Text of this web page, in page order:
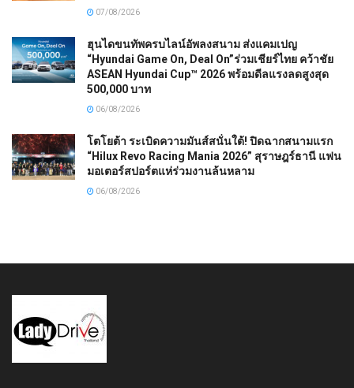
07/08/2026
ฮุนไดขนทัพครบไลน์อัพลงสนาม ส่งแคมเปญ
“Hyundai Game On, Deal On”ร่วมเชียร์ไทย คว้าชัย
ASEAN Hyundai Cup™ 2026 พร้อมดีลแรงลดสูงสุด
500,000 บาท
06/08/2026
โตโยต้า ระเบิดความมันส์สนั่นใต้! ปิดฉากสนามแรก
“Hilux Revo Racing Mania 2026” สุราษฎร์ธานี แฟน
มอเตอร์สปอร์ตแห่ร่วมงานล้นหลาม
06/08/2026